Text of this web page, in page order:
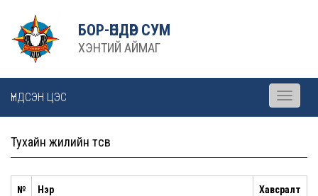
БОР-ӨНДӨР СУМ
ХЭНТИЙ АЙМАГ
ҮНДСЭН ЦЭС
Toggle
Тухайн жилийн төсөв
№ Нэр Хавсралт